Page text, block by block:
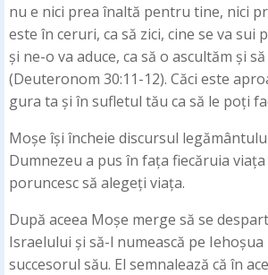
nu e nici prea înaltă pentru tine, nici
este în ceruri, ca să zici, cine se va sui
și ne-o va aduce, ca să o ascultăm și
(Deuteronom 30:11-12). Căci este
gura ta și în sufletul tău ca să le poți
Moșe își încheie discursul
Dumnezeu a pus în fața fiecăruia
poruncesc să alegeți viața.
După aceea Moșe merge să se
Israelului și să-l numească pe
succesorul său. El semnalează că în